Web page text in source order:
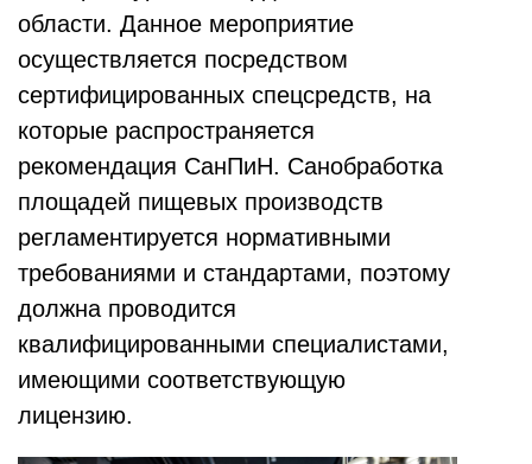
области. Данное мероприятие
осуществляется посредством
сертифицированных спецсредств, на
которые распространяется
рекомендация СанПиН. Санобработка
площадей пищевых производств
регламентируется нормативными
требованиями и стандартами, поэтому
должна проводится
квалифицированными специалистами,
имеющими соответствующую
лицензию.